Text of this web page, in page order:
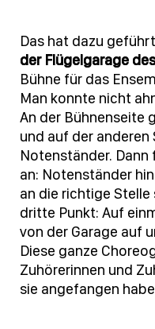
Das hat dazu
der Flügelgarage
Bühne für das
Man konnte nicht
An der Bühnenseite
und auf der anderen
Notenständer.
an: Notenständer
an die richtige
dritte Punkt: Auf
von der Garage auf
Diese ganze
Zuhörerinnen und
sie angefangen